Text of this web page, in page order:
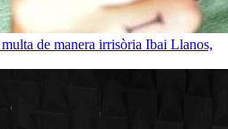
de manera irrisòria Ibai Llanos,